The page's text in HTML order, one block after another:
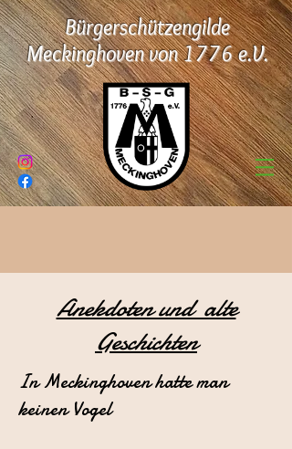
Bürgerschützengilde
Meckinghoven von 1776 e.V.
Anekdoten und alte
Geschichten
In Meckinghoven hatte man
keinen Vogel